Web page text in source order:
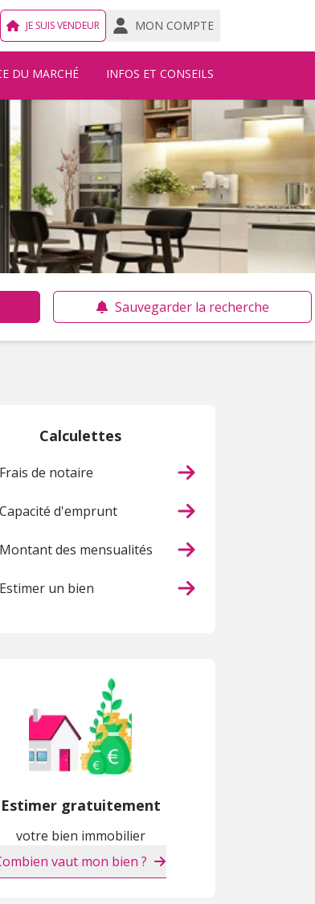
JE SUIS VENDEUR MON COMPTE
DU MARCHÉ INFOS ET CONSEILS
Sauvegarder la recherche
Calculettes
de notaire
d'emprunt
des mensualités
un bien
Estimer gratuitement
votre bien immobilier
vaut mon bien ?